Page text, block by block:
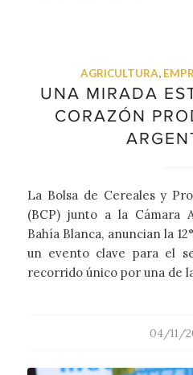
AGRICULTURA,
UNA MIRADA
CORAZÓN
La Bolsa de Cereales y
(BCP) junto a la Cámara
Bahía Blanca, anuncian la
un evento clave para el
recorrido único por una de
04/11/